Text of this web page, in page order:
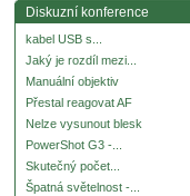
Diskuzní konference
kabel USB s...
Jaký je rozdíl mezi...
Manuální objektiv
Přestal reagovat AF
Nelze vysunout blesk
PowerShot G3 -...
Skutečný počet...
Špatná světelnost -...